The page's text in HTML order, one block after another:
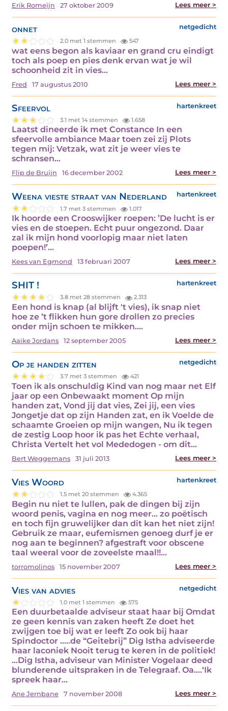
Erik Romeijn 27 oktober 2009 Lees meer >
onnet netgedicht
2.0 met 1 stemmen 547
wat eens begon als kaviaar en grand cru eindigt
toch als poep en pies denk ervan wat je wil
schoonheid zit in vies…
Fred 17 augustus 2010 Lees meer >
Sfeervol hartenkreet
3.1 met 14 stemmen 1.658
Laatst dineerde ik met Constance In een
sfeervolle ambiance Maar toen zei zij Plots
tegen mij: Vetzak, wat zit je weer vies te
schransen…
Flip de Bruijn 16 december 2002 Lees meer >
Weena vieste straat van Nederland hartenkreet
1.7 met 3 stemmen 1.017
Ik hoorde een Crooswijker roepen: ’De lucht is er
vies en de stoepen. Echt puur ongezond. Daar
zal ik mijn hond voorlopig maar niet laten
poepen!’…
Kees van Egmond 13 februari 2007 Lees meer >
SHIT ! hartenkreet
3.8 met 28 stemmen 2.313
Een hond is knap (al blijft 't vies), ik snap niet
hoe ze ’t flikken hun gore drollen zo precies
onder mijn schoen te mikken.…
Aaike Jordans 12 september 2005 Lees meer >
Op je handen zitten netgedicht
3.7 met 3 stemmen 421
Toen ik als onschuldig Kind van nog maar net Elf
jaar op een Onbewaakt moment Op mijn
handen zat, Vond jij dat vies, Zei jij, een vies
Jongetje dat op zijn Handen zat, en ik Voelde de
schaamte Groeien op mijn wangen, Nu ik tegen
de zestig Loop hoor ik pas het Echte verhaal,
Christa Vertelt het vol Mededogen - om dit…
Bert Weggemans 31 juli 2013 Lees meer >
Vies Woord hartenkreet
1.5 met 20 stemmen 4.365
Begin nu niet te lullen, pak de dingen bij zijn
woord penis, vagina en nog meer... zo poëtisch
en toch fijn gruwelijker dan dit kan het niet zijn!
Gebruik ze maar, eufemismen genoeg durf je er
nog aan te beginnen? afgestraft voor obscene
taal weeral voor de zoveelste maal!!…
torromolinos 15 november 2007 Lees meer >
Vies van advies netgedicht
1.0 met 1 stemmen 575
Een duurbetaalde adviseur staat haar bij Omdat
ze geen kennis van zaken heeft Ze doet het
zwijgen toe bij wat er leeft Zo ook bij haar
Spindoctor …..de “Geitebrij” Dig Istha adviseerde
haar laconiek Nooit terug te keren in de politiek!
…Dig Istha, adviseur van Minister Vogelaar deed
blunderende uitspraken in de Telegraaf. Oa….‘Ik
spreek haar…
Ane Jernbane 7 november 2008 Lees meer >